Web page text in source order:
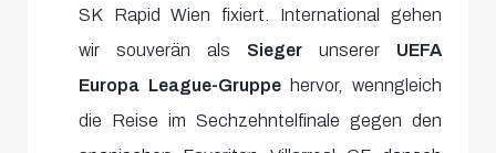
SK Rapid Wien fixiert. International gehen
wir souverän als Sieger unserer UEFA
Europa League-Gruppe hervor, wenngleich
die Reise im Sechzehntelfinale gegen den